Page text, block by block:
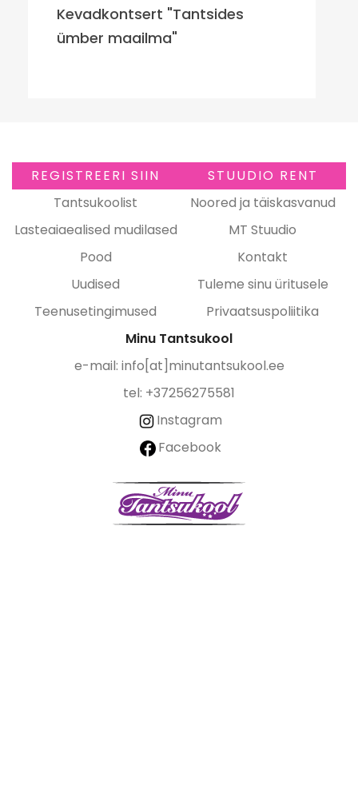
Kevadkontsert "Tantsides
ümber maailma"
REGISTREERI SIIN
STUUDIO RENT
Tantsukoolist
Noored ja täiskasvanud
Lasteaiaealised mudilased
MT Stuudio
Pood
Kontakt
Uudised
Tuleme sinu üritusele
Teenusetingimused
Privaatsuspoliitika
Minu Tantsukool
e-mail: info[at]minutantsukool.ee
tel: +37256275581
Instagram
Facebook